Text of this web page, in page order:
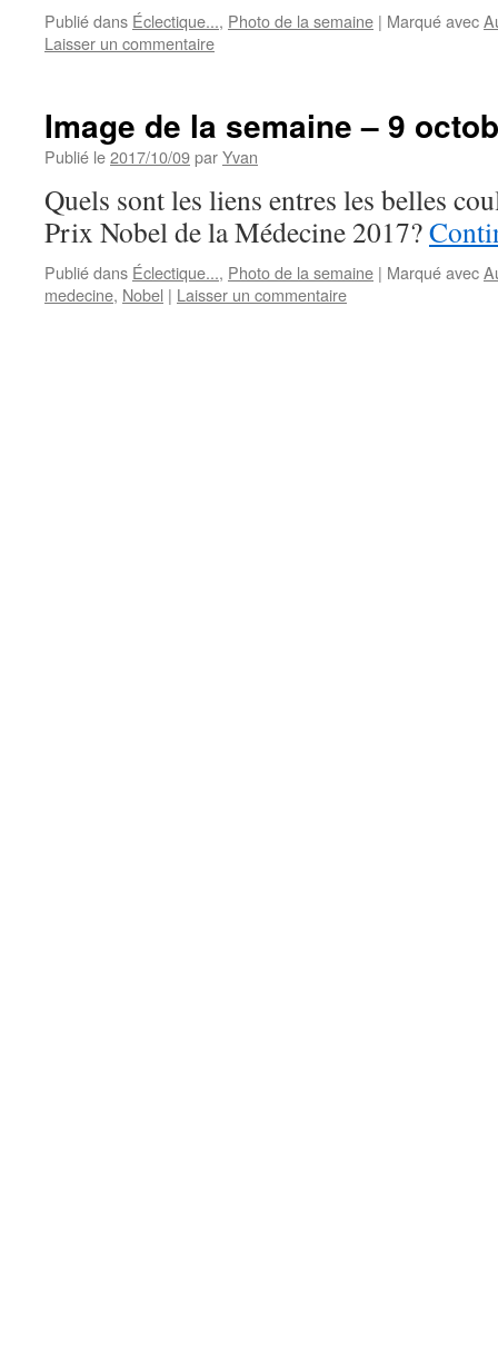
Publié dans Éclectique..., Photo de la semaine | Marqué avec
Laisser un commentaire
Image de la semaine – 9
Publié le2017/10/09parYvan
Quels sont les liens entres les belles
Prix Nobel de la Médecine 2017?
Publié dans Éclectique..., Photo de la semaine | Marqué avec
medecine, Nobel | Laisser un commentaire